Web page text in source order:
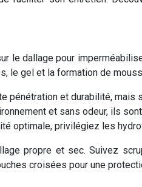
le dallage pour
le gel et la formation de
pénétration et durabilité,
et sans odeur, ils
optimale, privilégiez les
propre et sec. Suivez
croisées pour une